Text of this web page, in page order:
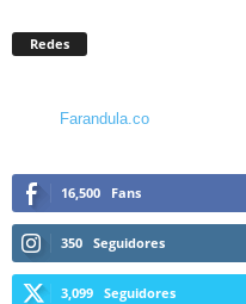
Redes
Farandula.co
16,500 Fans
350 Seguidores
3,099 Seguidores